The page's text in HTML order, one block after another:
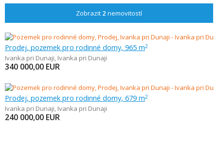
Zobrazit 2 nemovitostí
Prodej, pozemek pro rodinné domy, 965 m2
Ivanka pri Dunaji, Ivanka pri Dunaji
340 000,00 EUR
Prodej, pozemek pro rodinné domy, 679 m2
Ivanka pri Dunaji, Ivanka pri Dunaji
240 000,00 EUR